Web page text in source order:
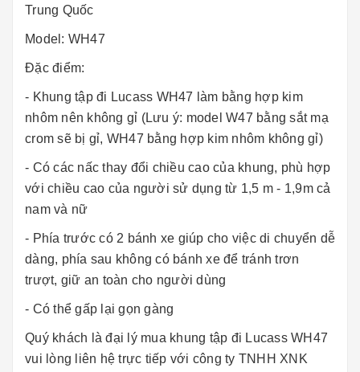
Trung Quốc
Model: WH47
Đặc điểm:
- Khung tập đi Lucass WH47 làm bằng hợp kim
nhôm nên không gỉ (Lưu ý: model W47 bằng sắt mạ
crom sẽ bị gỉ, WH47 bằng hợp kim nhôm không gỉ)
- Có các nấc thay đổi chiều cao của khung, phù hợp
với chiều cao của người sử dụng từ 1,5 m - 1,9m cả
nam và nữ
- Phía trước có 2 bánh xe giúp cho việc di chuyển dễ
dàng, phía sau không có bánh xe để tránh trơn
trượt, giữ an toàn cho người dùng
- Có thể gấp lại gọn gàng
Quý khách là đại lý mua khung tập đi Lucass WH47
vui lòng liên hệ trực tiếp với công ty TNHH XNK